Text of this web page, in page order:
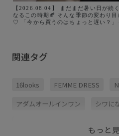
【2026.08.04】 まだまだ暑い日が続
なるこの時期🍂 そんな季節の変わり
♡ 「今から買うのはちょっと遅い？」
関連タグ
16looks FEMME DRESS
アダムオールインワン シワに
もっと